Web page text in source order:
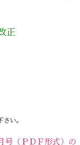
正
い。
号（ＰＤＦ形式）の